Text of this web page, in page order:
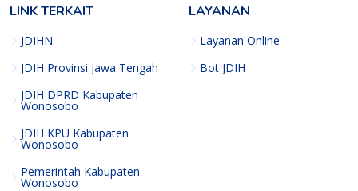
LINK TERKAIT
JDIHN
JDIH Provinsi Jawa Tengah
JDIH DPRD Kabupaten
Wonosobo
JDIH KPU Kabupaten
Wonosobo
Pemerintah Kabupaten
Wonosobo
LAYANAN
Layanan Online
Bot JDIH